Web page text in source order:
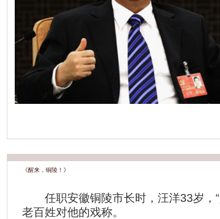
《醒来，铜陵！》
任职安徽铜陵市长时，汪洋33岁，“
老百姓对他的戏称。